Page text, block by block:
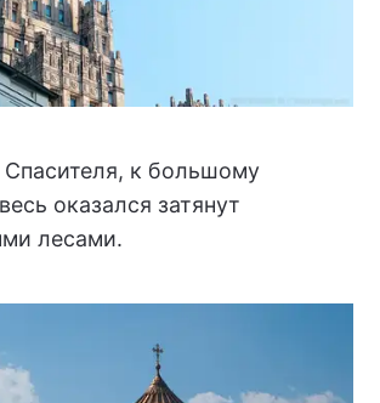
к большому
оказался затянут
лесами.